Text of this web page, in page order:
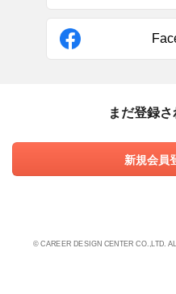
まだ登録
新規会員
© CAREER DESIGN CENTER CO.,LTD.